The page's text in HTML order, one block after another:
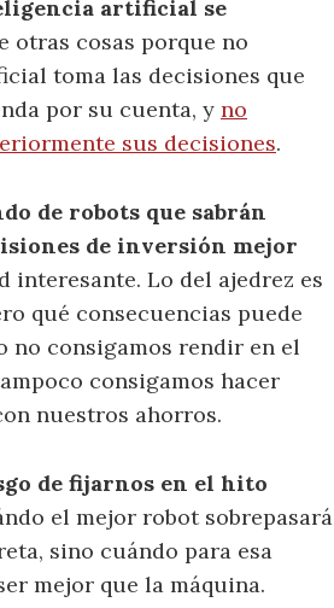
artificial se
otras cosas porque no
toma las decisiones que
por su cuenta, y no
sus decisiones.
de robots que sabrán
de inversión mejor
interesante. Lo del ajedrez es
qué consecuencias puede
no consigamos rendir en el
consigamos hacer
nuestros ahorros.
de fijarnos en el hito
el mejor robot sobrepasará
sino cuándo para esa
mejor que la máquina.